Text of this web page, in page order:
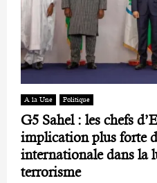
A la Une Politique
G5 Sahel : les chefs
implication plus forte
internationale dans la
terrorisme